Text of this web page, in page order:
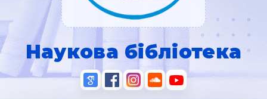
Наукова бібліотека